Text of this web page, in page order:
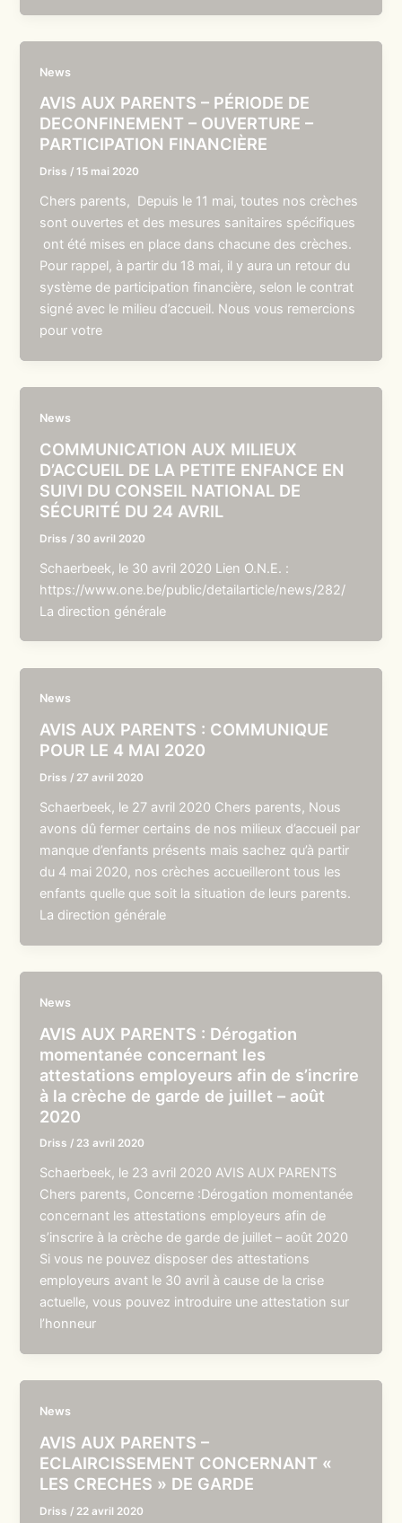
News
AVIS AUX PARENTS – PÉRIODE DE
DECONFINEMENT – OUVERTURE –
PARTICIPATION FINANCIÈRE
Driss /15 mai 2020
Chers parents, Depuis le 11 mai, toutes nos crèches
sont ouvertes et des mesures sanitaires spécifiques
ont été mises en place dans chacune des crèches.
Pour rappel, à partir du 18 mai, il y aura un retour du
système de participation financière, selon le contrat
signé avec le milieu d’accueil. Nous vous remercions
pour votre
News
COMMUNICATION AUX MILIEUX
D’ACCUEIL DE LA PETITE ENFANCE EN
SUIVI DU CONSEIL NATIONAL DE
SÉCURITÉ DU 24 AVRIL
Driss / 30 avril 2020
Schaerbeek, le 30 avril 2020 Lien O.N.E. :
https://www.one.be/public/detailarticle/news/282/
La direction générale
News
AVIS AUX PARENTS : COMMUNIQUE
POUR LE 4 MAI 2020
Driss / 27 avril 2020
Schaerbeek, le 27 avril 2020 Chers parents, Nous
avons dû fermer certains de nos milieux d’accueil par
manque d’enfants présents mais sachez qu’à partir
du 4 mai 2020, nos crèches accueilleront tous les
enfants quelle que soit la situation de leurs parents.
La direction générale
News
AVIS AUX PARENTS : Dérogation
momentanée concernant les
attestations employeurs afin de s’incrire
à la crèche de garde de juillet – août
2020
Driss / 23 avril 2020
Schaerbeek, le 23 avril 2020 AVIS AUX PARENTS
Chers parents, Concerne :Dérogation momentanée
concernant les attestations employeurs afin de
s’inscrire à la crèche de garde de juillet – août 2020
Si vous ne pouvez disposer des attestations
employeurs avant le 30 avril à cause de la crise
actuelle, vous pouvez introduire une attestation sur
l’honneur
News
AVIS AUX PARENTS –
ECLAIRCISSEMENT CONCERNANT «
LES CRECHES » DE GARDE
Driss / 22 avril 2020